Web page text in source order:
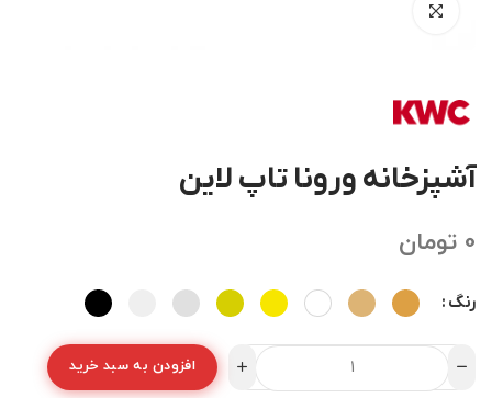
آشپزخانه ورونا تاپ لاین
0 تومان
رنگ
افزودن به سبد خرید